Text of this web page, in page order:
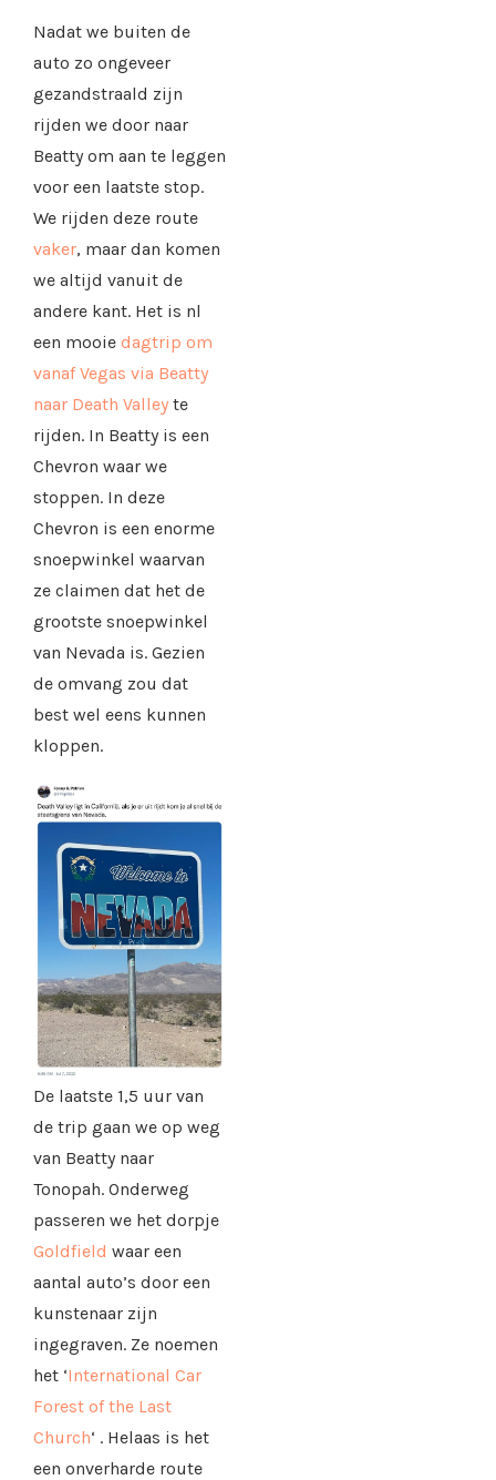
Nadat we buiten de
auto zo ongeveer
gezandstraald zijn
rijden we door naar
Beatty om aan te leggen
voor een laatste stop.
We rijden deze route
vaker, maar dan komen
we altijd vanuit de
andere kant. Het is nl
een mooie dagtrip om
vanaf Vegas via Beatty
naar Death Valley te
rijden. In Beatty is een
Chevron waar we
stoppen. In deze
Chevron is een enorme
snoepwinkel waarvan
ze claimen dat het de
grootste snoepwinkel
van Nevada is. Gezien
de omvang zou dat
best wel eens kunnen
kloppen.
De laatste 1,5 uur van
de trip gaan we op weg
van Beatty naar
Tonopah. Onderweg
passeren we het dorpje
Goldfield waar een
aantal auto’s door een
kunstenaar zijn
ingegraven. Ze noemen
het ‘International Car
Forest of the Last
Church‘ . Helaas is het
een onverharde route